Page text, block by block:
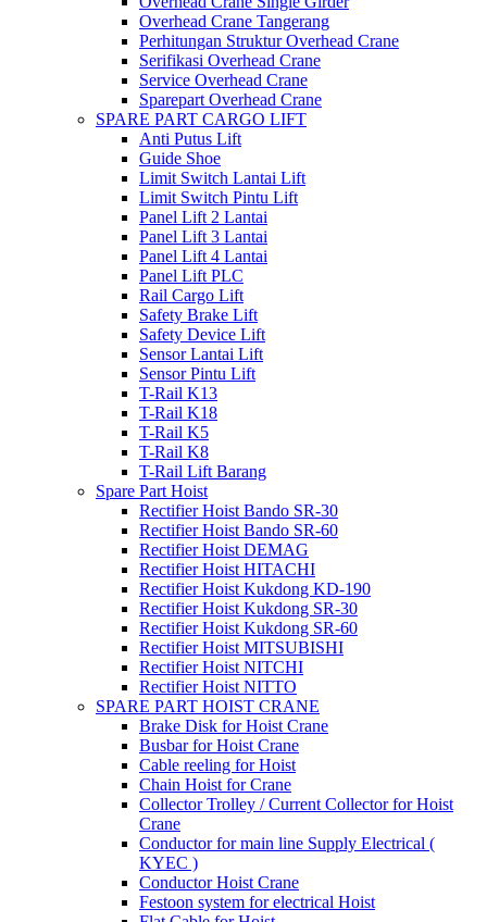
Overhead Crane Tangerang
Perhitungan Struktur Overhead Crane
Serifikasi Overhead Crane
Service Overhead Crane
Sparepart Overhead Crane
SPARE PART CARGO LIFT
Anti Putus Lift
Guide Shoe
Limit Switch Lantai Lift
Limit Switch Pintu Lift
Panel Lift 2 Lantai
Panel Lift 3 Lantai
Panel Lift 4 Lantai
Panel Lift PLC
Rail Cargo Lift
Safety Brake Lift
Safety Device Lift
Sensor Lantai Lift
Sensor Pintu Lift
T-Rail K13
T-Rail K18
T-Rail K5
T-Rail K8
T-Rail Lift Barang
Spare Part Hoist
Rectifier Hoist Bando SR-30
Rectifier Hoist Bando SR-60
Rectifier Hoist DEMAG
Rectifier Hoist HITACHI
Rectifier Hoist Kukdong KD-190
Rectifier Hoist Kukdong SR-30
Rectifier Hoist Kukdong SR-60
Rectifier Hoist MITSUBISHI
Rectifier Hoist NITCHI
Rectifier Hoist NITTO
SPARE PART HOIST CRANE
Brake Disk for Hoist Crane
Busbar for Hoist Crane
Cable reeling for Hoist
Chain Hoist for Crane
Collector Trolley / Current Collector for Hoist
Crane
Conductor for main line Supply Electrical (
KYEC )
Conductor Hoist Crane
Festoon system for electrical Hoist